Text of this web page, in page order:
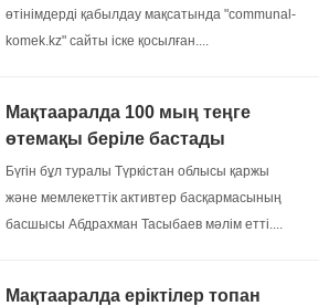
өтінімдерді қабылдау мақсатында "communal-
komek.kz​" сайты іске қосылған....
Мақтааралда 100 мың теңге
өтемақы беріле бастады
Бүгін бұл туралы Түркістан облысы қаржы
және мемлекеттік активтер басқармасының
басшысы Абдрахман Тасыбаев мәлім етті....
Мақтааралда еріктілер топан